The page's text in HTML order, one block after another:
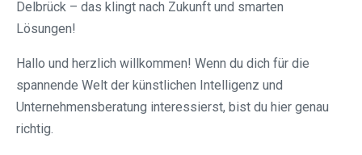
Delbrück – das klingt nach Zukunft und smarten
Lösungen!
Hallo und herzlich willkommen! Wenn du dich für die
spannende Welt der künstlichen Intelligenz und
Unternehmensberatung interessierst, bist du hier genau
richtig.